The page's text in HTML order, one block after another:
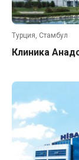
Турция, Стамбул
Клиника